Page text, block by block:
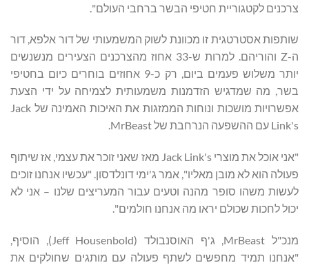
צרכנים לקטגוריית חטיפי הבשר ברחבי העולם".
שותפות אסטרטגית זו מכוונת לשוק המשמעותי של דור אלפא, דור
ה-Z והוריהם. למרות ש-33 אחוז מהצרכנים הצעירים מנשנשים
יותר משלוש פעמים ביום, רק כ-9 אחוזים בוחרים כיום בחטיפי
בשר, מה שמדגיש הזדמנות משמעותית לצמיחה על ידי הצעת
אפשרויות מושכות ונוחות הממזגות את האיכות האמינה של Jack
Link's עם ההשפעה הנרחבת של MrBeast.
"אני אוכל את מוצרי Jack Link's מאז שאני זוכר את עצמי, אז שיתוף
פעולה הוא לא מובן מאליו", אמר ג'ימי דונלדסון. "עכשיו אנחנו זוכים
לעשות משהו סופר מהנה וטעים עבור המעריצים שלנו – אני לא
יכול לחכות שכולם יראו מה אנחנו חולמים".
מנכ"ל MrBeast, ג'ף האוסנבולד (Jeff Housenbold), הוסיף,
"אנחנו תמיד מחפשים לשתף פעולה עם מותגים שחולקים את